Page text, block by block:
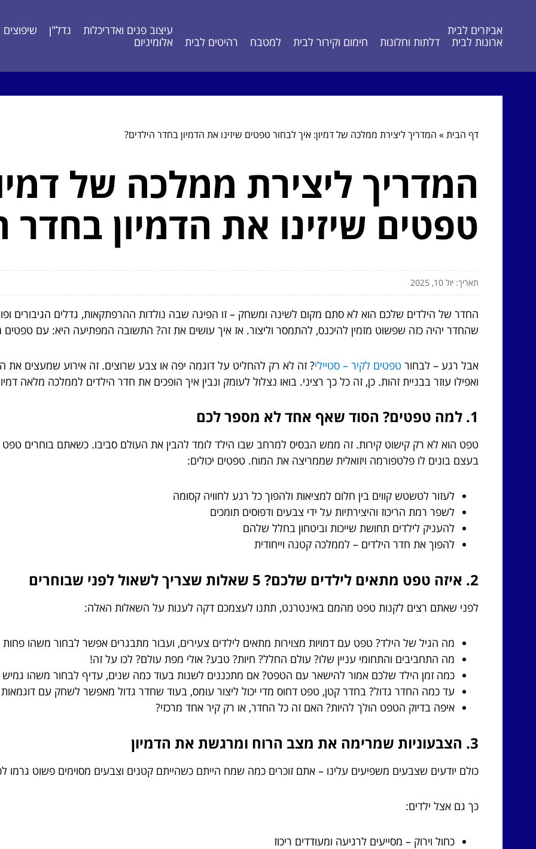
אביזרים לבית
ארונות לבית
דלתות וחלונות חימום וקירור לבית למטבח רהיטים לבית
עיצוב פנים ואדריכלות
אלומיניום
נדל"ן שיפוצים
דף הבית» המדריך ליצירת ממלכה של דמיון: איך לבחור טפטים שיזינו את הדמיון בחדר הילדים?
המדריך ליצירת ממלכה של
טפטים שיזינו את הדמיון בחדר
תאריך: יול 10, 2025
החדר של הילדים שלכם הוא לא סתם מקום לשינה ומשחק – זו הפינה שבה נולדות ההרפתקאות, גדלים הגיבורים
שהחדר יהיה כזה שפשוט מזמין להיכנס, להתמסר וליצור. אז איך עושים את זה? התשובה המפתיעה היא: עם
אבל רגע – לבחור טפטים לקיר – סטיילי? זה לא רק להחליט על דוגמה יפה או צבע שרוצים. זה אירוע שמעצים את
ואפילו עוזר בבניית זהות. כן, זה כל כך רציני. בואו נצלול לעומק ונבין איך הופכים את חדר הילדים לממלכה מלאה
1. למה טפטים? הסוד שאף אחד לא מספר לכם
טפט הוא לא רק קישוט קירות. זה ממש הבסיס למרחב שבו הילד לומד להבין את העולם סביבו. כשאתם בוחרים
בעצם בונים לו פלטפורמה ויזואלית שממריצה את המוח. טפטים יכולים:
לעזור לטשטש קווים בין חלום למציאות ולהפוך כל רגע לחוויה קסומה
לשפר רמת הריכוז והיצירתיות על ידי צבעים ודפוסים תומכים
להעניק לילדים תחושת שייכות וביטחון בחלל שלהם
להפוך את חדר הילדים – לממלכה קטנה וייחודית
2. איזה טפט מתאים לילדים שלכם? 5 שאלות שצריך לשאול לפני שבוחרים
לפני שאתם רצים לקנות טפט מהמם באינטרנט, תתנו לעצמכם דקה לענות על השאלות האלה:
מה הגיל של הילד? טפט עם דמויות מצוירות מתאים לילדים צעירים, ועבור מתבגרים אפשר לבחור משהו פחות
מה התחביבים והתחומי עניין שלו? עולם החלל? חיות? טבע? אולי מפת עולם? לכו על זה!
כמה זמן הילד שלכם אמור להישאר עם הטפט? אם מתכננים לשנות בעוד כמה שנים, עדיף לבחור משהו גמיש
עד כמה החדר גדול? בחדר קטן, טפט דחוס מדי יכול ליצור עומס, בעוד שחדר גדול מאפשר לשחק עם דוגמאות
איפה בדיוק הטפט הולך להיות? האם זה כל החדר, או רק קיר אחד מרכזי?
3. הצבעוניות שמרימה את מצב הרוח ומרגשת את הדמיון
כולם יודעים שצבעים משפיעים עלינו – אתם זוכרים כמה שמח הייתם כשהייתם קטנים וצבעים מסוימים פשוט גרמו
כך גם אצל ילדים:
כחול וירוק – מסייעים לרגיעה ומעודדים ריכוז